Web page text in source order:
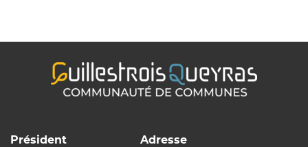
Président
Adresse